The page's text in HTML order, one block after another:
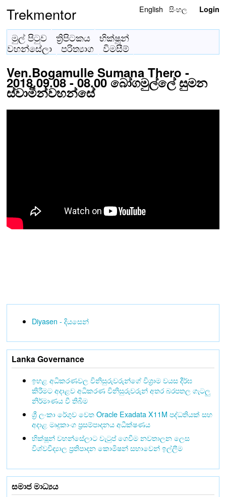
Trekmentor English සිංහල Login
මුල් පිටුව ත්‍රිපිටකය
භික්ෂූන්
වහන්සේලා
පරිත්‍යාග විමසීම්
Ven.Bogamulle Sumana Thero -
2018.09.08 - 08.00 බෝගමුල්ලේ සුමන
ස්වාමීන්වහන්සේ
Diyasen - දියසෙන්
Lanka Governance
ඉහළ අධිකරණවල විනිසුරුවරුන්ගේ විශ්‍රාම වයස දීර්ඝ
කිරීමට අදාළව අධිකරණ විනිසුරුවරුන් අතර බරපතල ගැටලු
නිර්මාණය වී තිබීම
ශ්‍රී ලංකා රේගුව වෙත Oracle Exadata X11M පද්ධතියක් සහ
අදාළ මෘදුකාංග ප්‍රසම්පාදනය අධීක්ෂණය
භික්ෂූන් වහන්සේලාට වැටුප් ගෙවීම නවතාලන ලෙස
විශ්වවිද්‍යාල ප්‍රතිපාදන කොමිෂන් සභාවෙන් ඉල්ලීම
සමාජ මාධ්‍යය